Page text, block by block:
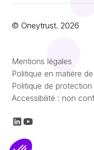
© Oneytrust. 2026
Mentions légales
Politique en matière
Politique de
Accessibilité : non